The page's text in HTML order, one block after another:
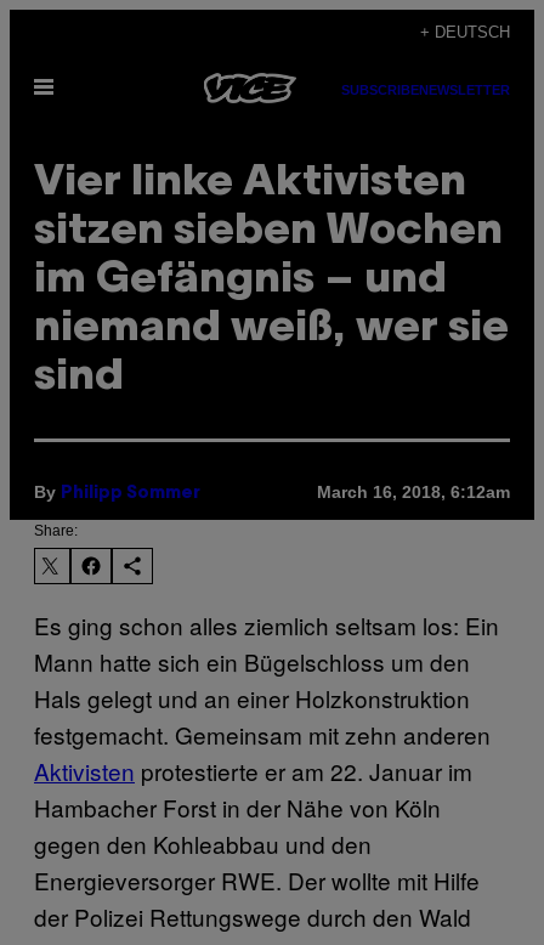
content
+ DEUTSCH
Open
SUBSCRIBENEWSLETTER
Vier linke Aktivisten
sitzen sieben Wochen
im Gefängnis – und
niemand weiß, wer sie
sind
By Philipp Sommer March 16, 2018, 6:12am
Share:
Es ging schon alles ziemlich seltsam los: Ein
Mann hatte sich ein Bügelschloss um den
Hals gelegt und an einer Holzkonstruktion
festgemacht. Gemeinsam mit zehn anderen
Aktivisten protestierte er am 22. Januar im
Hambacher Forst in der Nähe von Köln
gegen den Kohleabbau und den
Energieversorger RWE. Der wollte mit Hilfe
der Polizei Rettungswege durch den Wald